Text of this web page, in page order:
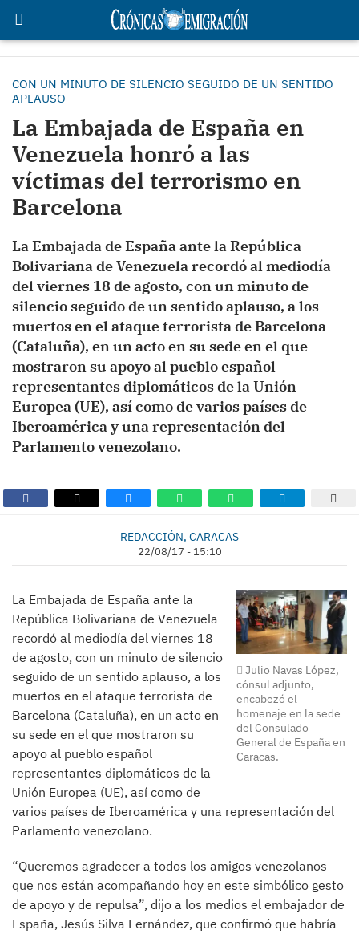
CON UN MINUTO DE SILENCIO SEGUIDO DE UN SENTIDO
APLAUSO
La Embajada de España en
Venezuela honró a las
víctimas del terrorismo en
Barcelona
La Embajada de España ante la República
Bolivariana de Venezuela recordó al mediodía
del viernes 18 de agosto, con un minuto de
silencio seguido de un sentido aplauso, a los
muertos en el ataque terrorista de Barcelona
(Cataluña), en un acto en su sede en el que
mostraron su apoyo al pueblo español
representantes diplomáticos de la Unión
Europea (UE), así como de varios países de
Iberoamérica y una representación del
Parlamento venezolano.
REDACCIÓN, CARACAS
22/08/17 - 15:10
Julio Navas López,
cónsul adjunto,
encabezó el
homenaje en la sede
del Consulado
General de España en
Caracas.
La Embajada de España ante la
República Bolivariana de Venezuela
recordó al mediodía del viernes 18
de agosto, con un minuto de silencio
seguido de un sentido aplauso, a los
muertos en el ataque terrorista de
Barcelona (Cataluña), en un acto en
su sede en el que mostraron su
apoyo al pueblo español
representantes diplomáticos de la
Unión Europea (UE), así como de
varios países de Iberoamérica y una representación del
Parlamento venezolano.
“Queremos agradecer a todos los amigos venezolanos
que nos están acompañando hoy en este simbólico gesto
de apoyo y de repulsa”, dijo a los medios el embajador de
España, Jesús Silva Fernández, que confirmó que habría